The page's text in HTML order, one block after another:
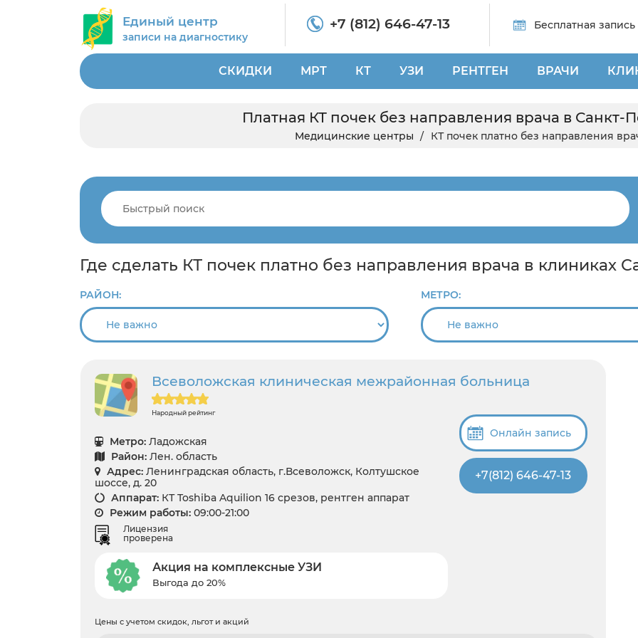
Единый центр
записи на диагностику
+7 (812) 646-47-13 Бесплатная запись
СКИДКИ МРТ КТ УЗИ РЕНТГЕН ВРАЧИ
Платная КТ почек без направления врача в Санкт-
Медицинские центры КТ почек платно без направления
Где сделать КТ почек платно без направления врача в клиниках
РАЙОН: МЕТРО:
Всеволожская клиническая межрайонная больница
Народный рейтинг
Метро: Ладожская
Район: Лен. область
Адрес: Ленинградская область, г.Всеволожск, Колтушское
шоссе, д. 20
Аппарат: КТ Toshiba Aquilion 16 срезов, рентген аппарат
Режим работы: 09:00-21:00
Лицензия
проверена
Акция на комплексные УЗИ
Выгода до 20%
Онлайн запись
+7(812) 646-47-13
Цены с учетом скидок, льгот и акций